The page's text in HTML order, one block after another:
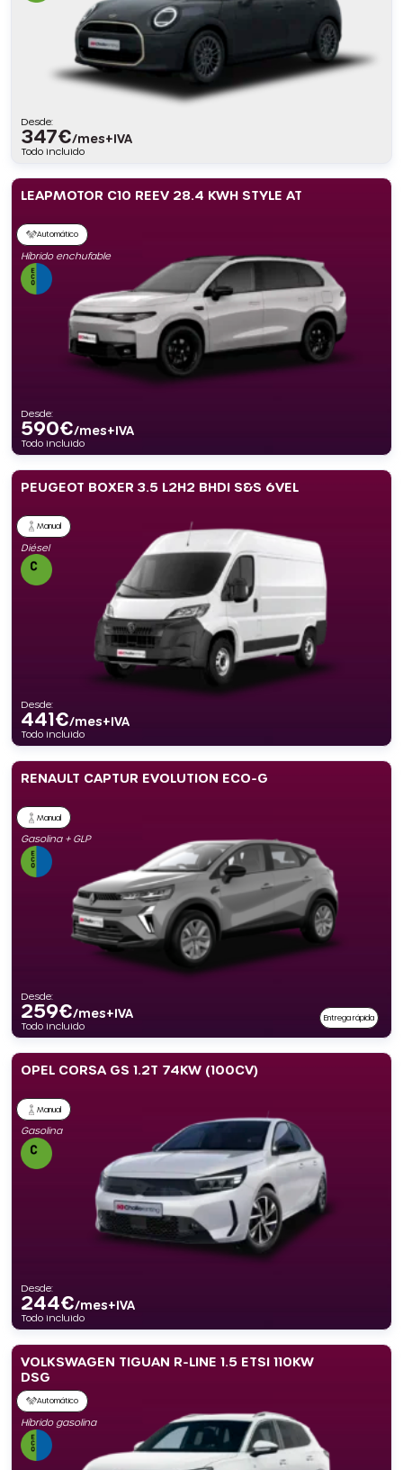
Desde:
347€/mes+IVA
Todo incluido
LEAPMOTOR C10 REEV 28.4 KWH STYLE AT
Automático
Híbrido enchufable
Desde:
590€/mes+IVA
Todo incluido
PEUGEOT BOXER 3.5 L2H2 BHDI S&S 6VEL
Manual
Diésel
Desde:
441€/mes+IVA
Todo incluido
RENAULT CAPTUR EVOLUTION ECO-G
Manual
Gasolina + GLP
Desde:
259€/mes+IVA
Todo incluido
Entrega rápida
OPEL CORSA GS 1.2T 74KW (100CV)
Manual
Gasolina
Desde:
244€/mes+IVA
Todo incluido
VOLKSWAGEN TIGUAN R-LINE 1.5 ETSI 110KW
DSG
Automático
Híbrido gasolina